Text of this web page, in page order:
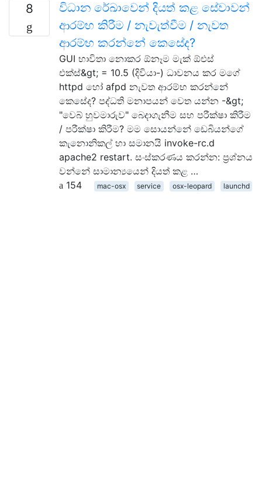
8
විධාන රේඛාවෙන් දියත් කළ සේවාවන්
ආරම්භ කිරීම / නැවැත්වීම / නැවත
ආරම්භ කරන්නේ කෙසේද?
GUI භාවිතා නොකර ඕනෑම මැක් ඕඑස්
එක්ස්&gt; = 10.5 (දිවියා-) ධාවනය කර මගේ
httpd හෝ afpd නැවත ආරම්භ කරන්නේ
කෙසේද? පද්ධති මනාපයන් වෙත යන්න -&gt;
"වෙබ් හුවමාරුව" බෙදාගැනීම සහ පරීක්ෂා කිරීම
/ පරීක්ෂා කිරීම? මම සොයන්නේ ඩෙබියන්ගේ
කැනොනිකල් හා සමානයි invoke-rc.d
apache2 restart. සංස්කරණය කරන්න: ප්‍රශ්නය
වන්නේ සාමාන්‍යයෙන් දියත් කළ …
154
mac-osx service osx-leopard launchd